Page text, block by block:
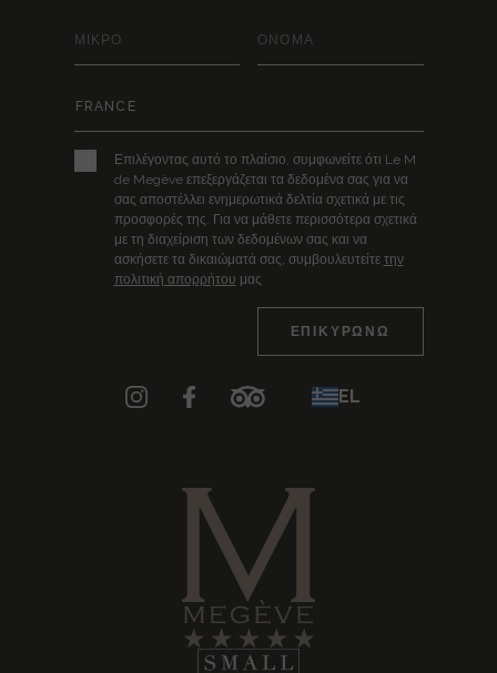
Επιλέγοντας αυτό το πλαίσιο, συμφωνείτε ότι Le M
de Megève επεξεργάζεται τα δεδομένα σας για να
σας αποστέλλει ενημερωτικά δελτία σχετικά με τις
προσφορές της. Για να μάθετε περισσότερα σχετικά
με τη διαχείριση των δεδομένων σας και να
ασκήσετε τα δικαιώματά σας, συμβουλευτείτε την
πολιτική απορρήτου μας
EL